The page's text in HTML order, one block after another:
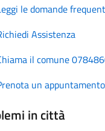
le domande
Assistenza
il comune
un appuntamento
in città